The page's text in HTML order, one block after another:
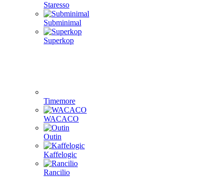
Staresso
Subminimal
Superkop
Timemore
WACACO
Outin
Kaffelogic
Rancilio